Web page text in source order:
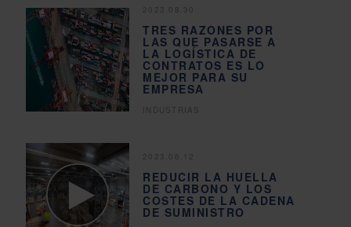
TRES RAZONES POR
LAS QUE PASARSE A
LA LOGÍSTICA DE
CONTRATOS ES LO
MEJOR PARA SU
EMPRESA
2023.08.30
INDUSTRIAS
REDUCIR LA HUELLA
DE CARBONO Y LOS
COSTES DE LA CADENA
DE SUMINISTRO
2023.06.12